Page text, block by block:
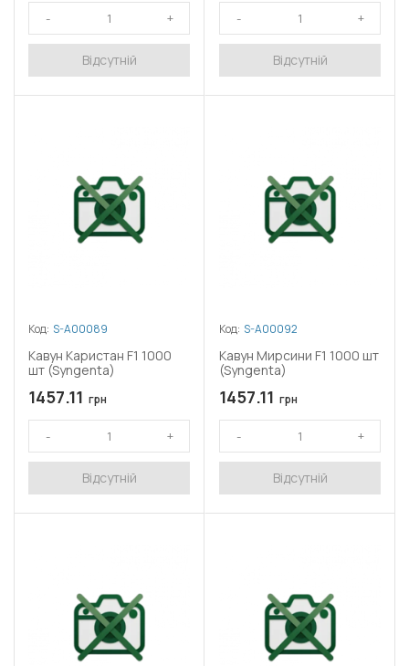
Відсутній Відсутній
Код: S-A00089
Кавун Каристан F1 1000
шт (Syngenta)
1457.11 грн
Відсутній
Код: S-A00092
Кавун Мирсини F1 1000 шт
(Syngenta)
1457.11 грн
Відсутній